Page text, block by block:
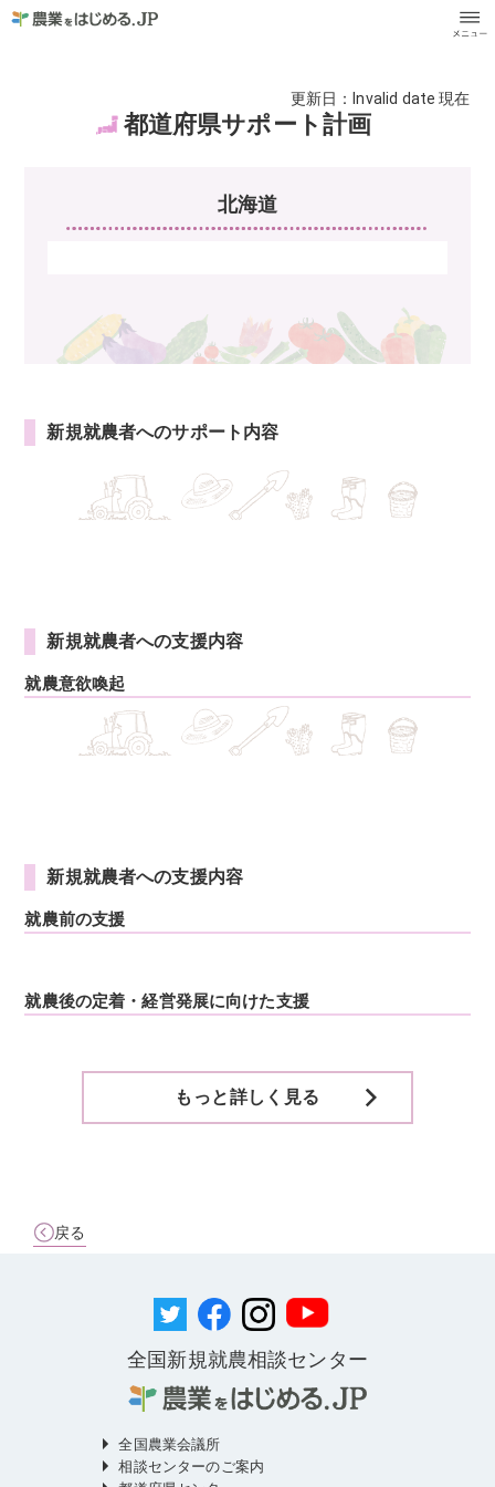
更新日： Invalid date 現在
都道府県サポート計画
北海道
新規就農者へのサポート内容
新規就農者への支援内容
就農意欲喚起
新規就農者への支援内容
就農前の支援
就農後の定着・経営発展に向けた支援
もっと詳しく見る
戻る
全国新規就農相談センター
全国農業会議所
相談センターのご案内